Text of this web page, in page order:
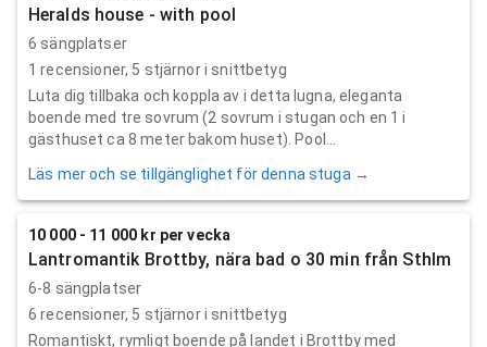
Heralds house - with pool
6 sängplatser
1 recensioner, 5 stjärnor i snittbetyg
Luta dig tillbaka och koppla av i detta lugna, eleganta
boende med tre sovrum (2 sovrum i stugan och en 1 i
gästhuset ca 8 meter bakom huset). Pool...
Läs mer och se tillgänglighet för denna stuga →
10 000 - 11 000 kr per vecka
Lantromantik Brottby, nära bad o 30 min från Sthlm
6-8 sängplatser
6 recensioner, 5 stjärnor i snittbetyg
Romantiskt, rymligt boende på landet i Brottby med